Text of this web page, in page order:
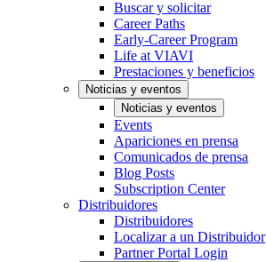
Buscar y solicitar
Career Paths
Early-Career Program
Life at VIAVI
Prestaciones y beneficios
Noticias y eventos
Noticias y eventos
Events
Apariciones en prensa
Comunicados de prensa
Blog Posts
Subscription Center
Distribuidores
Distribuidores
Localizar a un Distribuidor
Partner Portal Login